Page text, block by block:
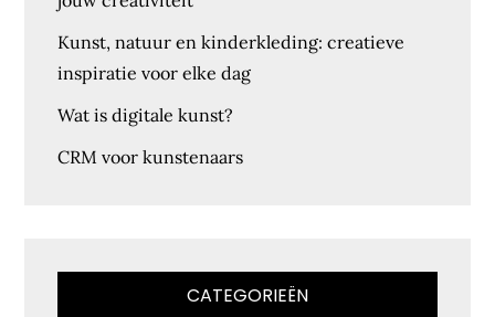
Kunst, natuur en kinderkleding: creatieve
inspiratie voor elke dag
Wat is digitale kunst?
CRM voor kunstenaars
CATEGORIEËN